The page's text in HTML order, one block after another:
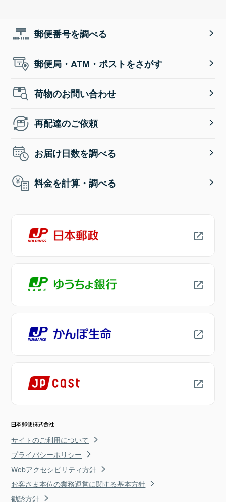
郵便番号を調べる
郵便局・ATM・ポストをさがす
荷物のお問い合わせ
再配達のご依頼
お届け日数を調べる
料金を計算・調べる
サイトのご利用について
プライバシーポリシー
Webアクセシビリティ方針
お客さま本位の業務運営に関する基本方針
勧誘方針